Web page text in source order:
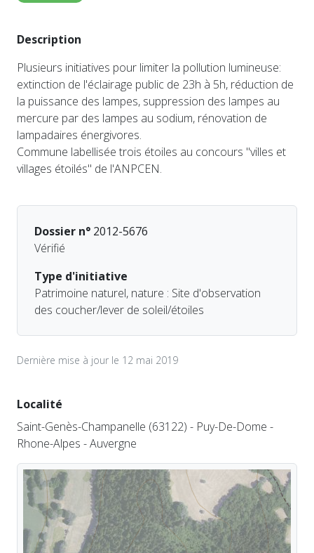
Description
Plusieurs initiatives pour limiter la pollution lumineuse:
extinction de l'éclairage public de 23h à 5h, réduction de
la puissance des lampes, suppression des lampes au
mercure par des lampes au sodium, rénovation de
lampadaires énergivores.
Commune labellisée trois étoiles au concours "villes et
villages étoilés" de l'ANPCEN.
Dossier n° 2012-5676
Vérifié
Type d'initiative
Patrimoine naturel, nature : Site d'observation
des coucher/lever de soleil/étoiles
Dernière mise à jour le 12 mai 2019
Localité
Saint-Genès-Champanelle (63122) - Puy-De-Dome -
Rhone-Alpes - Auvergne